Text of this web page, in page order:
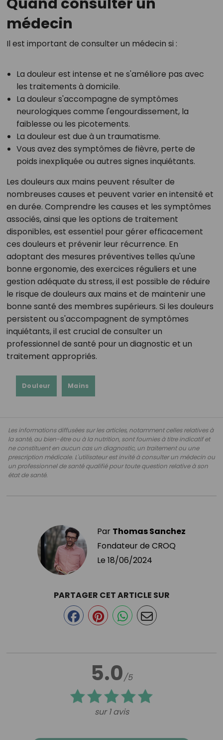
médecin
Il est important de consulter un médecin si :
La douleur est intense et ne s'améliore pas avec
les traitements à domicile.
La douleur s'accompagne de symptômes
neurologiques comme l'engourdissement, la
faiblesse ou les picotements.
La douleur est due à un traumatisme.
Vous avez des symptômes de fièvre, perte de
poids inexpliquée ou autres signes inquiétants.
Les douleurs aux mains peuvent résulter de
nombreuses causes et peuvent varier en intensité et
en durée. Comprendre les causes et les symptômes
associés, ainsi que les options de traitement
disponibles, est essentiel pour gérer efficacement
ces douleurs et prévenir leur récurrence. En
adoptant des mesures préventives telles qu'une
bonne ergonomie, des exercices réguliers et une
gestion adéquate du stress, il est possible de réduire
le risque de douleurs aux mains et de maintenir une
bonne santé des membres supérieurs. Si les douleurs
persistent ou s'accompagnent de symptômes
inquiétants, il est crucial de consulter un
professionnel de santé pour un diagnostic et un
traitement appropriés.
Douleur Mains
Les informations diffusées sur les articles, notamment celles relatives à
la santé, au bien-être ou à la nutrition, sont fournies à titre indicatif et
ne constituent en aucun cas un diagnostic, un traitement ou une
prescription médicale. L'utilisateur est invité à consulter un médecin ou
un professionnel de santé qualifié pour toute question relative à son
état de santé.
Par Thomas Sanchez
Fondateur de CROQ
Le 18/06/2024
5.0/5
sur 1 avis
PARTAGER CET ARTICLE SUR